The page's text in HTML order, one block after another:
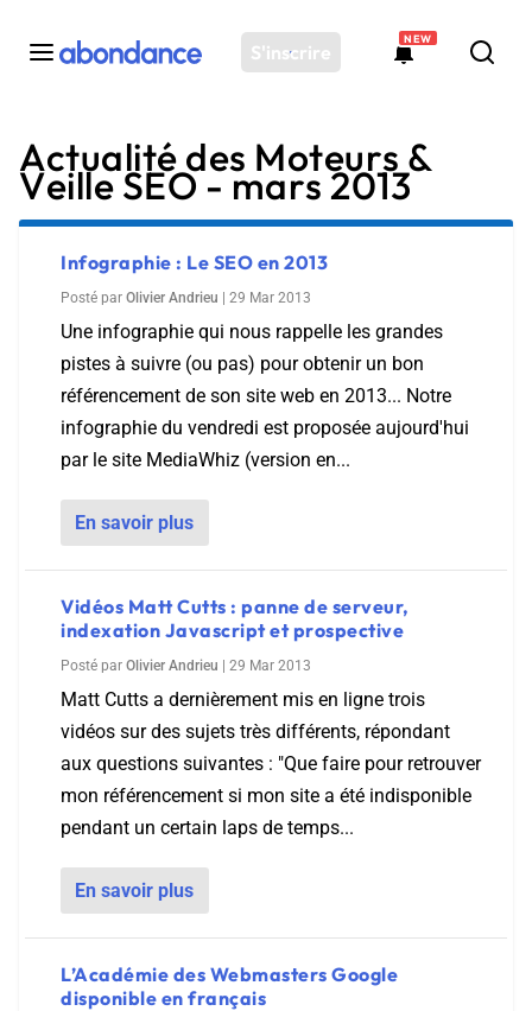
S'inscrire
NEW
Toutes les actus
Actus SEO
Plateforme
Outils
Solutions
Ressources
Audit SEO
Actualité des Moteurs &
Veille SEO - mars 2013
Infographie : Le SEO en 2013
Posté par Olivier Andrieu 29 Mar 2013
Une infographie qui nous rappelle les grandes
pistes à suivre (ou pas) pour obtenir un bon
référencement de son site web en 2013... Notre
infographie du vendredi est proposée aujourd'hui
par le site MediaWhiz (version en...
En savoir plus
Vidéos Matt Cutts : panne de serveur,
indexation Javascript et prospective
Posté par Olivier Andrieu 29 Mar 2013
Matt Cutts a dernièrement mis en ligne trois
vidéos sur des sujets très différents, répondant
aux questions suivantes : "Que faire pour retrouver
mon référencement si mon site a été indisponible
pendant un certain laps de temps...
En savoir plus
L’Académie des Webmasters Google
disponible en français